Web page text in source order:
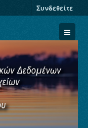
Συνδεθείτε